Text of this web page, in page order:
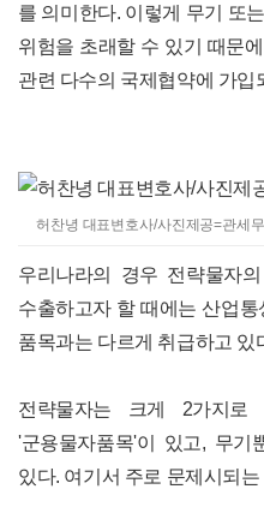
를 의미한다. 이렇게 무기 또
위험을 초래할 수 있기 때문
관련 다수의 국제협약에 가입
허찬녕 대표변호사/사진제공=관세
우리나라의 경우 전략물자
수출하고자 할 때에는 산업
품목과는 다르게 취급하고 있
전략물자는 크게 2가지
'군용물자품목'이 있고, 무
있다. 여기서 주로 문제시되